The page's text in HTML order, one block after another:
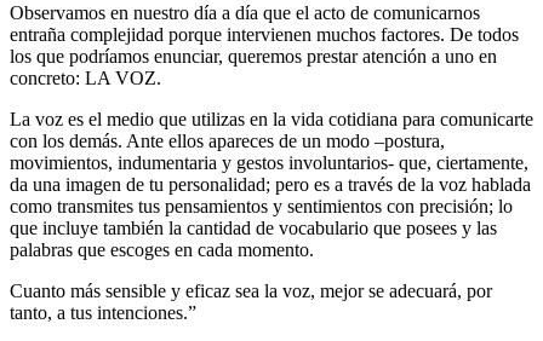
Observamos en nuestro día a día que el acto de comunicarnos
entraña complejidad porque intervienen muchos factores. De todos
los que podríamos enunciar, queremos prestar atención a uno en
concreto: LA VOZ.
La voz es el medio que utilizas en la vida cotidiana para comunicarte
con los demás. Ante ellos apareces de un modo –postura,
movimientos, indumentaria y gestos involuntarios- que, ciertamente,
da una imagen de tu personalidad; pero es a través de la voz hablada
como transmites tus pensamientos y sentimientos con precisión; lo
que incluye también la cantidad de vocabulario que posees y las
palabras que escoges en cada momento.
Cuanto más sensible y eficaz sea la voz, mejor se adecuará, por
tanto, a tus intenciones.”